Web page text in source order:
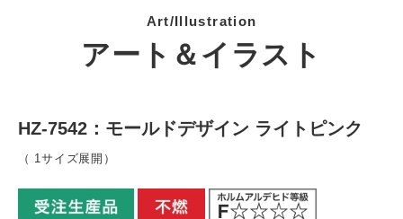
Art/Illustration
アート＆イラスト
HZ-7542：モールドデザイン ライトピンク
（ 1サイズ展開）